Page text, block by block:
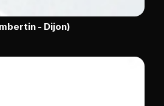
- Dijon)